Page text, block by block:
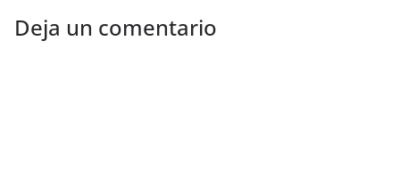
Deja un comentario